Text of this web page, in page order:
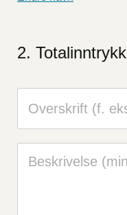
Totalinntrykk